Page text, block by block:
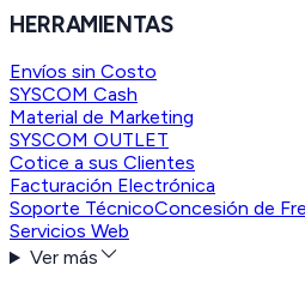
HERRAMIENTAS
Envíos sin Costo
SYSCOM Cash
Material de Marketing
SYSCOM OUTLET
Cotice a sus Clientes
Facturación Electrónica
Soporte TécnicoConcesión de
Servicios Web
Ver más